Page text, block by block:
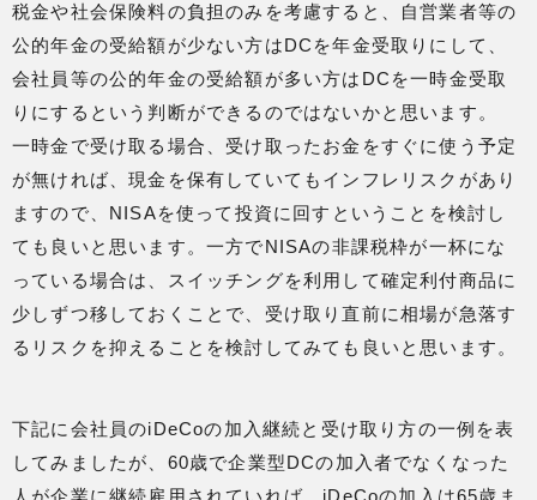
税金や社会保険料の負担のみを考慮すると、自営業者等の
公的年金の受給額が少ない方はDCを年金受取りにして、
会社員等の公的年金の受給額が多い方はDCを一時金受取
りにするという判断ができるのではないかと思います。
一時金で受け取る場合、受け取ったお金をすぐに使う予定
が無ければ、現金を保有していてもインフレリスクがあり
ますので、NISAを使って投資に回すということを検討し
ても良いと思います。一方でNISAの非課税枠が一杯にな
っている場合は、スイッチングを利用して確定利付商品に
少しずつ移しておくことで、受け取り直前に相場が急落す
るリスクを抑えることを検討してみても良いと思います。
下記に会社員のiDeCoの加入継続と受け取り方の一例を表
してみましたが、60歳で企業型DCの加入者でなくなった
人が企業に継続雇用されていれば、iDeCoの加入は65歳ま